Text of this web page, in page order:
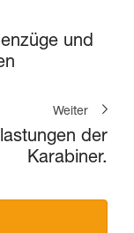
und
Weiter
der
Karabiner.